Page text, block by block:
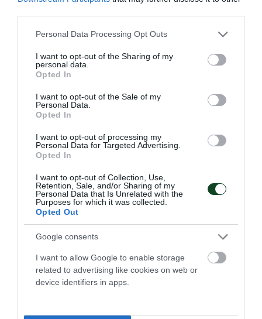
Please note that this website/app uses one or more Google
not limited to your visit or usage behaviour. You may click to
grant or deny consent to Google and its third-party tags to
use your data for below specified purposes in below Google
consent section.
Personal Data Processing Opt Outs
I want to opt-out of the Sharing of my
personal data.
Opted In
I want to opt-out of the Sale of my
Personal Data.
Opted In
I want to opt-out of processing my
Personal Data for Targeted Advertising.
Opted In
I want to opt-out of Collection, Use,
Retention, Sale, and/or Sharing of my
Personal Data that Is Unrelated with the
Purposes for which it was collected.
Opted Out
Google consents
I want to allow Google to enable storage
related to advertising like cookies on web or
device identifiers in apps.
Πρώτος και στα μετάλλια ο
Ο πρωταθλητής Ελλάδας στους άνδρες και δευτεραθλητής
σύλλογος της χώρας στον ανοικτό στίβο, στον άτυπο πίνακα
με τα κερδισμένα μετάλλια!
27.07.2026 ΣΤΙΒΟΣ
ΤΕΛΕΥΤΑΙΑ ΝΕΑ